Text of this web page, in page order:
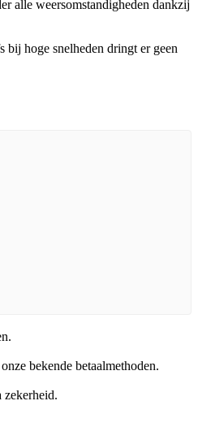
alle weersomstandigheden dankzij
bij hoge snelheden dringt er geen
bekende betaalmethoden.
zekerheid.